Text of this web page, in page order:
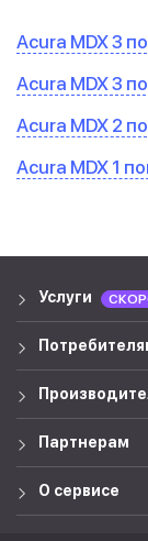
Acura MDX 3
Acura MDX 2
Acura MDX 1
Услуги
Партнерам
О сервисе